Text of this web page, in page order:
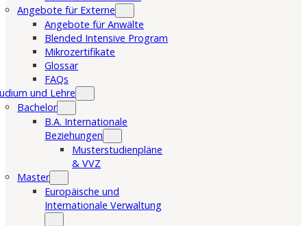
Angebote für Externe
Angebote für Anwälte
Blended Intensive Program
Mikrozertifikate
Glossar
FAQs
und Lehre
Bachelor
B.A. Internationale
Beziehungen
Musterstudienpläne
& VVZ
Master
Europäische und
Internationale Verwaltung